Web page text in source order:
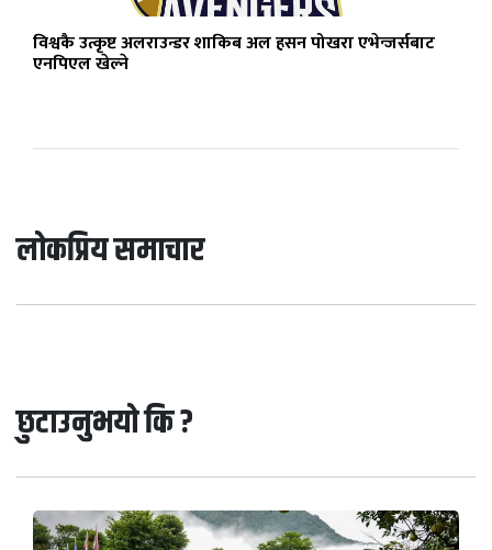
विश्वकै उत्कृष्ट अलराउन्डर शाकिब अल हसन पोखरा एभेन्जर्सबाट
एनपिएल खेल्ने
लोकप्रिय समाचार
छुटाउनुभयो कि ?